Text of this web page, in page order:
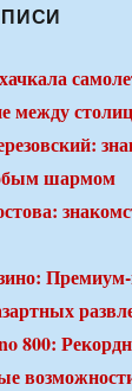
между
шармом
800: